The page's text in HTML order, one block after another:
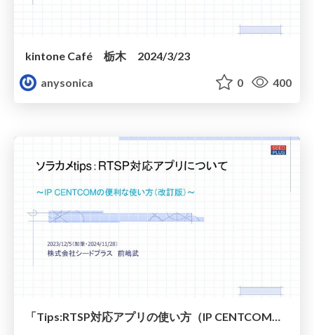
kintone Café 栃木 2024/3/23
anysonica
0 400
「Tips:RTSP対応アプリの使い方（IP CENTCOM）」を加筆しました。